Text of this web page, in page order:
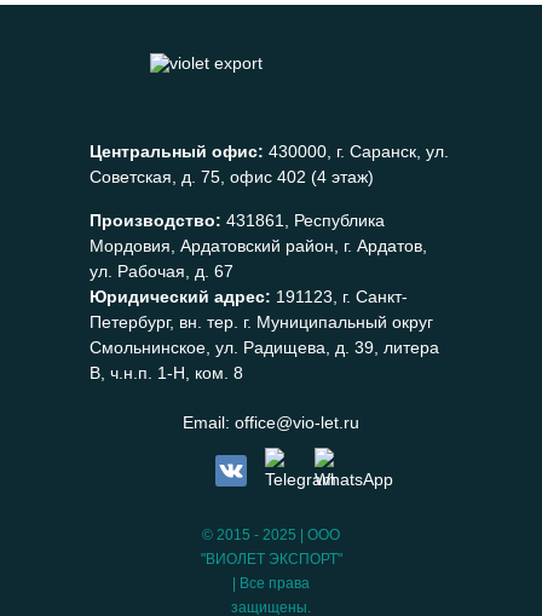
Центральный офис: 430000, г. Саранск, ул.
Советская, д. 75, офис 402 (4 этаж)
Производство: 431861, Республика
Мордовия, Ардатовский район, г. Ардатов,
ул. Рабочая, д. 67
Юридический адрес: 191123, г. Санкт-
Петербург, вн. тер. г. Муниципальный округ
Смольнинское, ул. Радищева, д. 39, литера
В, ч.н.п. 1-Н, ком. 8
Email: office@vio-let.ru
© 2015 - 2025 | ООО
"ВИОЛЕТ ЭКСПОРТ"
| Все права
защищены.